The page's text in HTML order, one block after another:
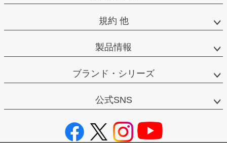
規約 他
製品情報
ブランド・シリーズ
公式SNS